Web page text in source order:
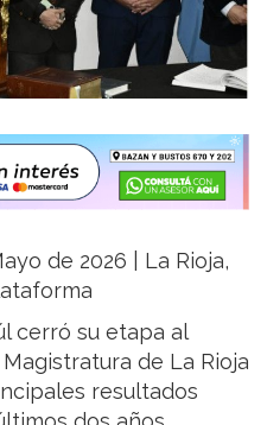
de 2026 | La Rioja,
cerró su etapa al
de La Rioja
resultados